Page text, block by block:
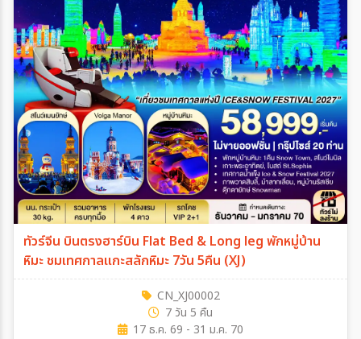
ทัวร์จีน บินตรงฮาร์บิน Flat Bed & Long leg พักหมู่บ้าน
หิมะ ชมเทศกาลแกะสลักหิมะ 7วัน 5คืน (XJ)
CN_XJ00002
7 วัน 5 คืน
17 ธ.ค. 69 - 31 ม.ค. 70